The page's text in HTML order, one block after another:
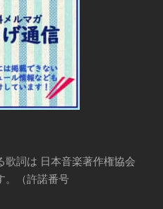
歌詞は 日本音楽著作権協会
。（許諾番号